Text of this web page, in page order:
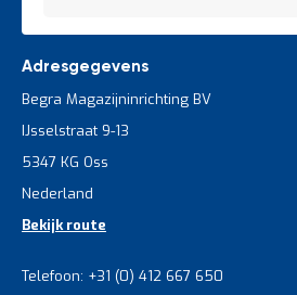
Adresgegevens
Begra Magazijninrichting BV
IJsselstraat 9-13
5347 KG Oss
Nederland
Bekijk route
Telefoon: +31 (0) 412 667 650